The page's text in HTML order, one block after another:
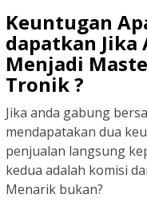
Keuntugan
dapatkan Jika
Menjadi
Tronik ?
Jika anda gabung
mendapatakan dua
penjualan langsung
kedua adalah komisi
Menarik bukan?